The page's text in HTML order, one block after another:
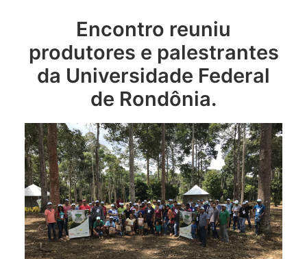
RESULTADOS ALCANÇADOS
Encontro reuniu
produtores e palestrantes
da Universidade Federal
de Rondônia.